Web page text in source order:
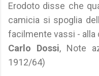
Erodoto disse che
camicia si spoglia
facilmente vassi - alla
Carlo Dossi, Note
1912/64)